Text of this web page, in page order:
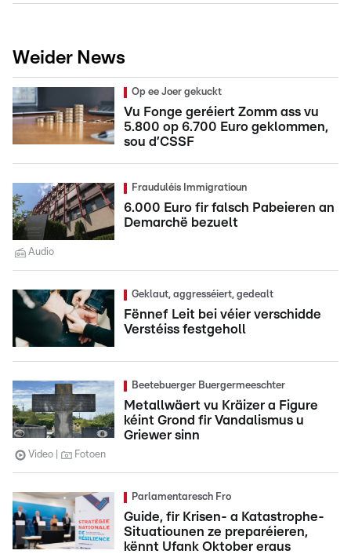
Weider News
Op ee Joer gekuckt
Vu Fonge geréiert Zomm ass vu
5.800 op 6.700 Euro geklommen,
sou d’CSSF
Frauduléis Immigratioun
6.000 Euro fir falsch Pabeieren an
Demarchë bezuelt
Audio
Geklaut, aggresséiert, gedealt
Fënnef Leit bei véier verschidde
Verstéiss festgeholl
Beetebuerger Buergermeeschter
Metallwäert vu Kräizer a Figure
kéint Grond fir Vandalismus u
Griewer sinn
Video Fotoen
Parlamentaresch Fro
Guide, fir Krisen- a Katastrophe-
Situatiounen ze preparéieren,
kënnt Ufank Oktober eraus